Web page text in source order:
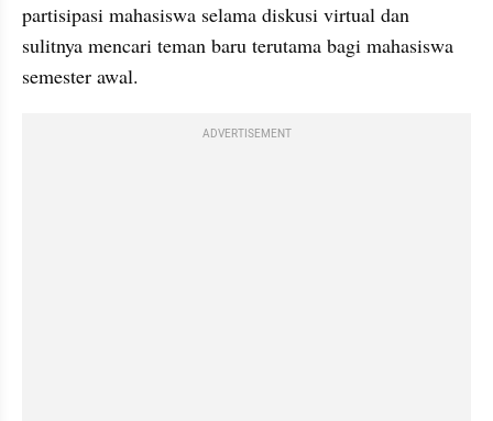
partisipasi mahasiswa selama diskusi virtual dan
sulitnya mencari teman baru terutama bagi mahasiswa
semester awal.
ADVERTISEMENT